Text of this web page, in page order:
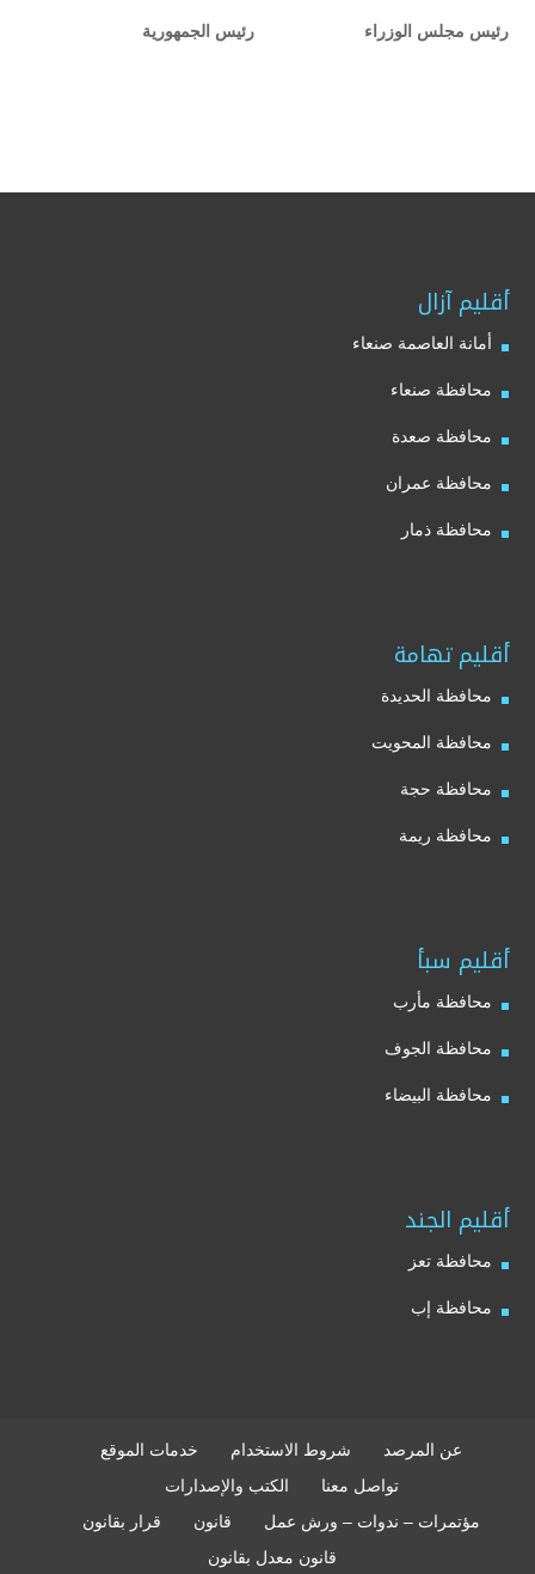
رئيس مجلس الوزراء رئيس الجمهورية
أقليم آزال
أمانة العاصمة صنعاء
محافظة صنعاء
محافظة صعدة
محافظة عمران
محافظة ذمار
أقليم تهامة
محافظة الحديدة
محافظة المحويت
محافظة حجة
محافظة ريمة
أقليم سبأ
محافظة مأرب
محافظة الجوف
محافظة البيضاء
أقليم الجند
محافظة تعز
محافظة إب
عن المرصد شروط الاستخدام
خدمات الموقع
تواصل معنا
الكتب والإصدارات
مؤتمرات – ندوات – ورش عمل
قانون
قرار بقانون
قانون معدل بقانون